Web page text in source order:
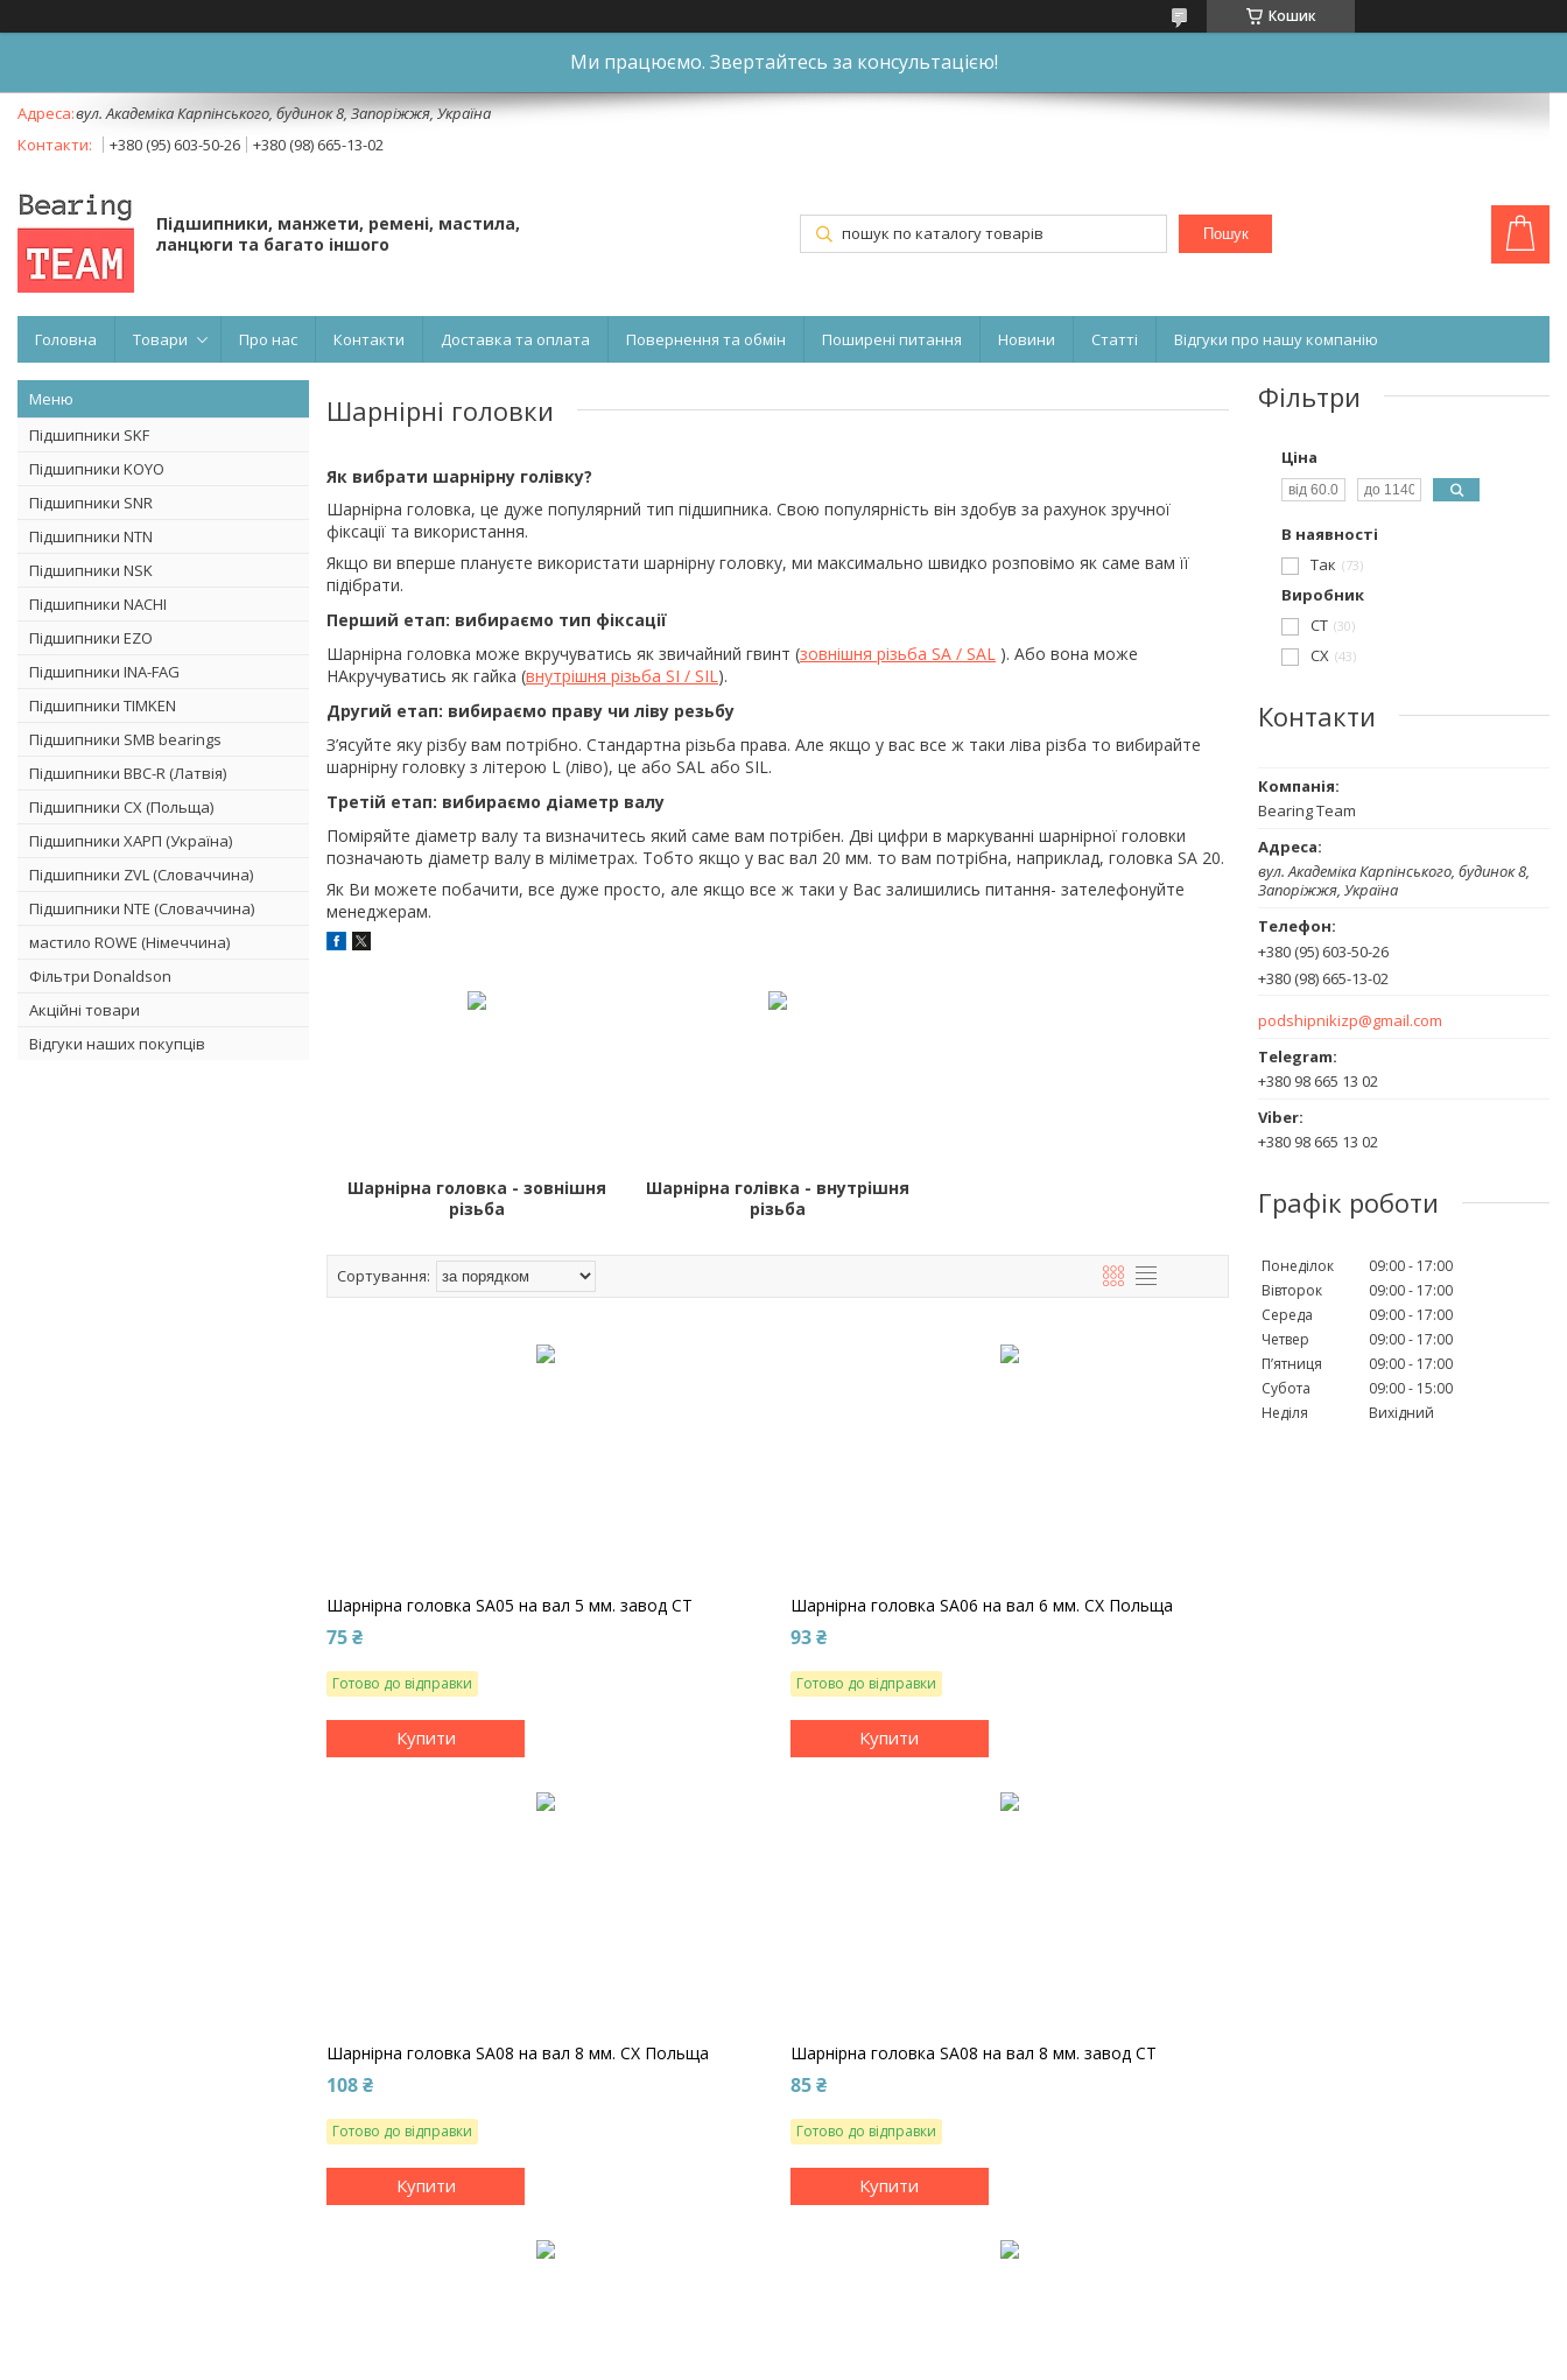
Кошик
Ми працюємо. Звертайтесь за консультацією!
вул. Академіка Карпінського, будинок 8, Запоріжжя, Україна
+380 (95) 603-50-26
+380 (98) 665-13-02
Підшипники, манжети, ремені, мастила,
ланцюги та багато іншого
Пошук
Головна Товари Про нас Контакти Доставка та оплата Повернення та обмін Поширені питання Новини Статті Відгуки про нашу компанію
Підшипники SKF
Підшипники KOYO
Підшипники SNR
Підшипники NTN
Підшипники NSK
Підшипники NACHI
Підшипники EZO
Підшипники INA-FAG
Підшипники TIMKEN
Підшипники SMB bearings
Підшипники BBC-R (Латвія)
Підшипники CX (Польща)
Підшипники ХАРП (Україна)
Підшипники ZVL (Словаччина)
Підшипники NTE (Словаччина)
мастило ROWE (Німеччина)
Фільтри Donaldson
Акційні товари
Відгуки наших покупців
Шарнірні головки
Як вибрати шарнірну голівку?
Шарнірна головка, це дуже популярний тип підшипника. Свою популярність він здобув за рахунок зручної
фіксації та використання.
Якщо ви вперше плануєте використати шарнірну головку, ми максимально швидко розповімо як саме вам її
підібрати.
Перший етап: вибираємо тип фіксації
Шарнірна головка може вкручуватись як звичайний гвинт (зовнішня різьба SA / SAL ). Або вона може
НАкручуватись як гайка (внутрішня різьба SI / SIL).
Другий етап: вибираємо праву чи ліву резьбу
З’ясуйте яку різбу вам потрібно. Стандартна різьба права. Але якщо у вас все ж таки ліва різба то вибирайте
шарнірну головку з літерою L (ліво), це або SAL або SIL.
Третій етап: вибираємо діаметр валу
Поміряйте діаметр валу та визначитесь який саме вам потрібен. Дві цифри в маркуванні шарнірної головки
позначають діаметр валу в міліметрах. Тобто якщо у вас вал 20 мм. то вам потрібна, наприклад, головка SA 20.
Як Ви можете побачити, все дуже просто, але якщо все ж таки у Вас залишились питання- зателефонуйте
менеджерам.
Шарнірна головка - зовнішня
різьба
Шарнірна голівка - внутрішня
різьба
Шарнірна головка SA05 на вал 5 мм. завод CT
75 ₴
Готово до відправки
Купити
Шарнірна головка SA06 на вал 6 мм. CX Польща
93 ₴
Готово до відправки
Купити
Шарнірна головка SA08 на вал 8 мм. CX Польща
108 ₴
Готово до відправки
Купити
Шарнірна головка SA08 на вал 8 мм. завод CT
85 ₴
Готово до відправки
Купити
Фільтри
Ціна
В наявності
Так
73
Виробник
CT 30
CX 43
Контакти
Bearing Team
вул. Академіка Карпінського, будинок 8,
Запоріжжя, Україна
+380 (95) 603-50-26
+380 (98) 665-13-02
podshipnikizp@gmail.com
+380 98 665 13 02
+380 98 665 13 02
Графік роботи
Понеділок 09:00
17:00
Вівторок
09:00
17:00
Середа
09:00
17:00
Четвер
09:00
17:00
Пʼятниця
09:00
17:00
Субота
09:00
15:00
Неділя
Вихідний